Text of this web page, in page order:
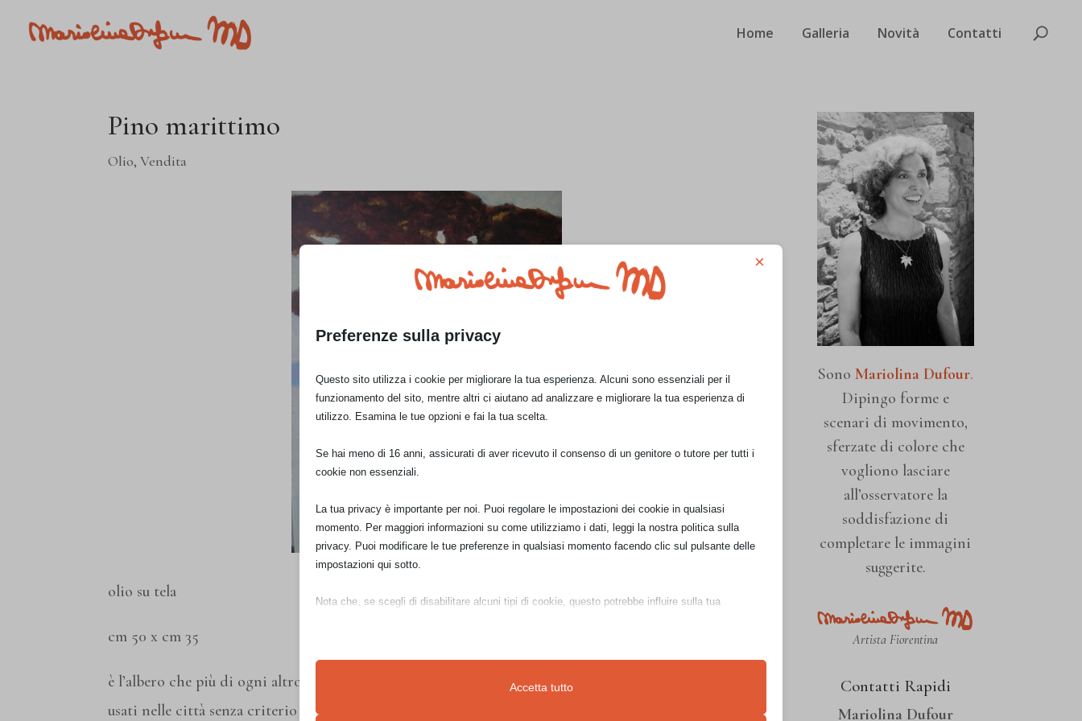
Home Galleria Novità Contatti
Pino marittimo
Olio,Vendita
olio su tela
cm 50 x cm 35
è l’albero che più di ogni altro crea il paesaggio della maremma toscana, mi dispiace che siano stati
usati nelle città senza criterio e spesso creano grossi problemi, vorrei si potessero spostare.
Sono Mariolina Dufour.
Dipingo forme e
scenari di movimento,
sferzate di colore che
vogliono lasciare
all’osservatore la
soddisfazione di
completare le immagini
suggerite.
Artista Fiorentina
Contatti Rapidi
Mariolina Dufour
Preferenze sulla privacy
×
Questo sito utilizza i cookie per migliorare la tua esperienza. Alcuni sono essenziali per il
funzionamento del sito, mentre altri ci aiutano ad analizzare e migliorare la tua esperienza di
utilizzo. Esamina le tue opzioni e fai la tua scelta.
Se hai meno di 16 anni, assicurati di aver ricevuto il consenso di un genitore o tutore per tutti i
cookie non essenziali.
La tua privacy è importante per noi. Puoi regolare le impostazioni dei cookie in qualsiasi
momento. Per maggiori informazioni su come utilizziamo i dati, leggi la nostra politica sulla
privacy. Puoi modificare le tue preferenze in qualsiasi momento facendo clic sul pulsante delle
impostazioni qui sotto.
Nota che, se scegli di disabilitare alcuni tipi di cookie, questo potrebbe influire sulla tua
Accetta tutto